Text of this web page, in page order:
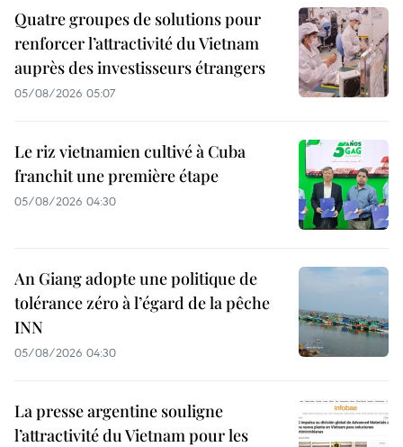
Quatre groupes de solutions pour
renforcer l’attractivité du Vietnam
auprès des investisseurs étrangers
05/08/2026 05:07
Le riz vietnamien cultivé à Cuba
franchit une première étape
05/08/2026 04:30
An Giang adopte une politique de
tolérance zéro à l’égard de la pêche
INN
05/08/2026 04:30
La presse argentine souligne
l’attractivité du Vietnam pour les